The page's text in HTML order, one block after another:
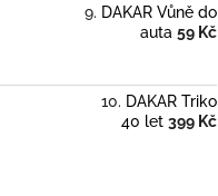
DAKAR Vůně do
auta 59 Kč
DAKAR Triko
40 let 399 Kč